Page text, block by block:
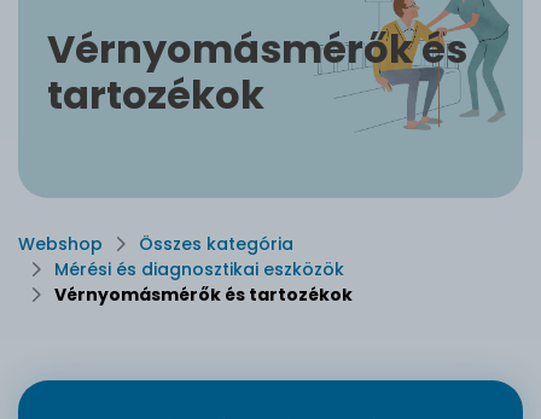
Vérnyomásmérők és
tartozékok
Webshop
Összes kategória
Mérési és diagnosztikai eszközök
Vérnyomásmérők és tartozékok